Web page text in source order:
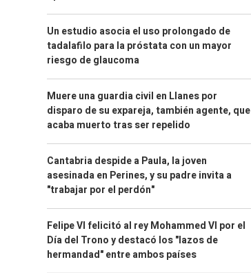
Un estudio asocia el uso prolongado de
tadalafilo para la próstata con un mayor
riesgo de glaucoma
Muere una guardia civil en Llanes por
disparo de su expareja, también agente, que
acaba muerto tras ser repelido
Cantabria despide a Paula, la joven
asesinada en Perines, y su padre invita a
"trabajar por el perdón"
Felipe VI felicitó al rey Mohammed VI por el
Día del Trono y destacó los "lazos de
hermandad" entre ambos países